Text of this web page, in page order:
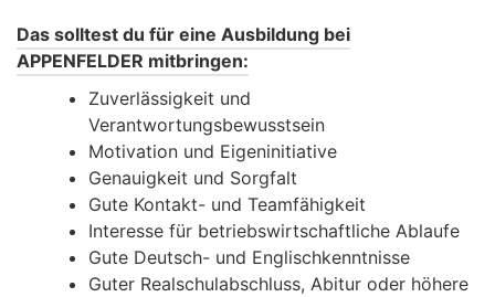
Das solltest du für eine Ausbildung bei
APPENFELDER mitbringen:
Zuverlässigkeit und
Verantwortungsbewusstsein
Motivation und Eigeninitiative
Genauigkeit und Sorgfalt
Gute Kontakt- und Teamfähigkeit
Interesse für betriebswirtschaftliche Ablaufe
Gute Deutsch- und Englischkenntnisse
Guter Realschulabschluss, Abitur oder höhere